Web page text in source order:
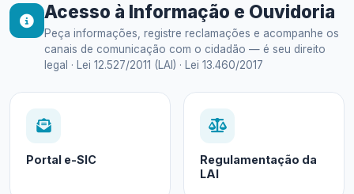
Acesso à Informação e Ouvidoria
Peça informações, registre reclamações e acompanhe os
canais de comunicação com o cidadão — é seu direito
legal · Lei 12.527/2011 (LAI) · Lei 13.460/2017
Portal e-SIC
Regulamentação da
LAI